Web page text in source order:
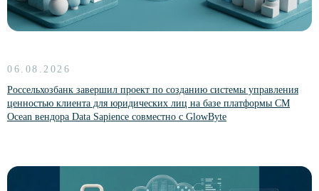
06.08.2026
Россельхозбанк завершил проект по созданию системы управления
ценностью клиента для юридических лиц на базе платформы CM
Ocean вендора Data Sapience совместно с GlowByte
Партнеры